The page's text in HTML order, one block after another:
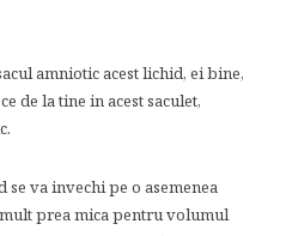
amniotic acest lichid, ei bine,
de la tine in acest saculet,
se va invechi pe o asemenea
prea mica pentru volumul